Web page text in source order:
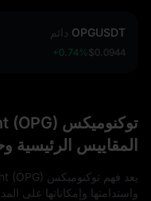
OPGUSDT دائم
$0.0944
+0.74%
المقاييس الرئيسية
واستدامتها وإمكاناتها على